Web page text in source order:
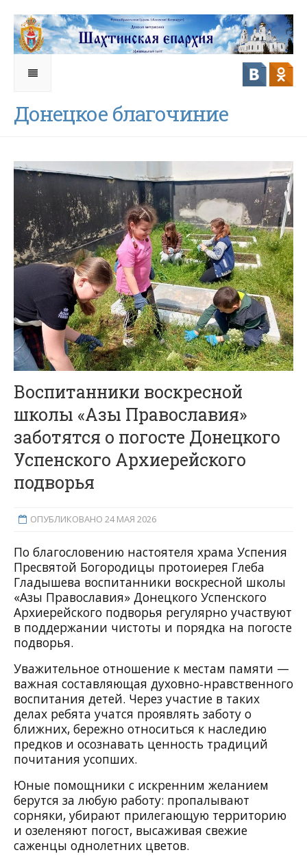
Донецкое благочиние
Воспитанники воскресной
школы «Азы Православия»
заботятся о погосте Донецкого
Успенского Архиерейского
подворья
ОПУБЛИКОВАНО 24 МАЯ 2026
По благословению настоятеля храма Успения
Пресвятой Богородицы протоиерея Глеба
Гладышева воспитанники воскресной школы
«Азы Православия» Донецкого Успенского
Архиерейского подворья регулярно участвуют
в поддержании чистоты и порядка на погосте
подворья.
Уважительное отношение к местам памяти —
важная составляющая духовно‑нравственного
воспитания детей. Через участие в таких
делах ребята учатся проявлять заботу о
ближних, бережно относиться к наследию
предков и осознавать ценность традиций
почитания усопших.
Юные помощники с искренним желанием
берутся за любую работу: пропалывают
сорняки, убирают прилегающую территорию
и озеленяют погост, высаживая свежие
саженцы однолетних цветов.